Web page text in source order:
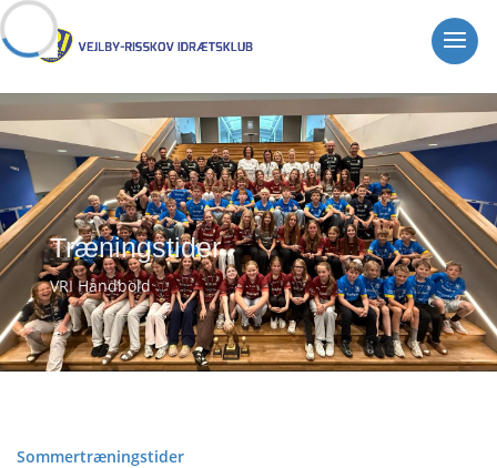
Træningstider
VRI Håndbold
Sommertræningstider